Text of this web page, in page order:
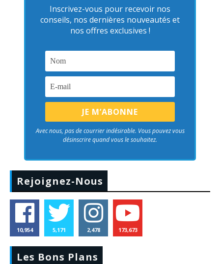
Inscrivez-vous pour recevoir nos
conseils, nos dernières nouveautés et
nos offres exclusives !
Avec nous, pas de courrier indésirable. Vous pouvez vous
désinscrire quand vous le souhaitez.
Rejoignez-Nous
10,954 5,171 2,478 173,673
Les Bons Plans